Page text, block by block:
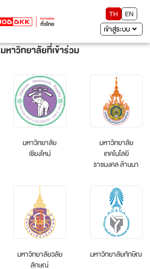
TH
EN
เข้าสู่ระบบ
มหาวิทยาลัยที่เข้าร่วม
มหาวิทยาลัย
เชียงใหม่
มหาวิทยาลัย
เทคโนโลยี
ราชมงคล ล้านนา
มหาวิทยาลัยวลัย
ลักษณ์
มหาวิทยาลัยทักษิณ